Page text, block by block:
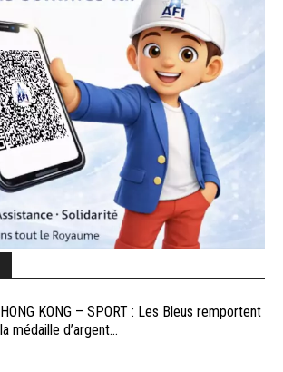
HONG KONG – SPORT : Les Bleus remportent
la médaille d’argent...